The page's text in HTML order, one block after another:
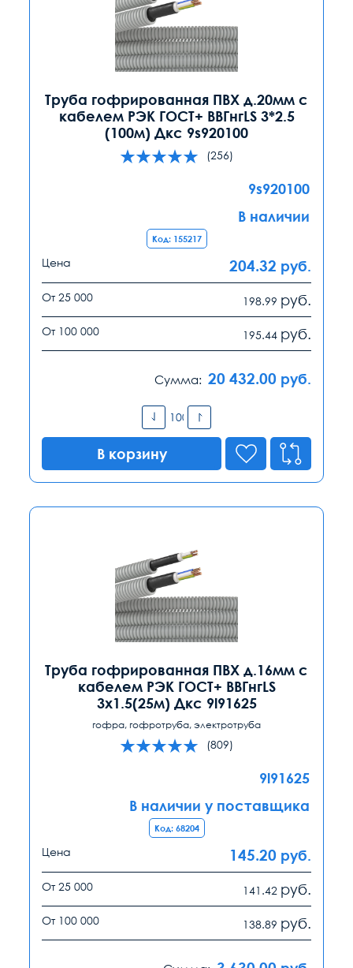
Труба гофрированная ПВХ д.20мм с
кабелем РЭК ГОСТ+ ВВГнгLS 3*2.5
(100м) Дкс 9s920100
(256)
9s920100
В наличии
Код: 155217
Цена 204.32 руб.
От 25 000 198.99 руб.
От 100 000 195.44 руб.
Сумма: 20 432.00 руб.
В корзину
Труба гофрированная ПВХ д.16мм с
кабелем РЭК ГОСТ+ ВВГнгLS
3х1.5(25м) Дкс 9l91625
гофра, гофротруба, электротруба
(809)
9l91625
В наличии у поставщика
Код: 68204
Цена 145.20 руб.
От 25 000 141.42 руб.
От 100 000 138.89 руб.